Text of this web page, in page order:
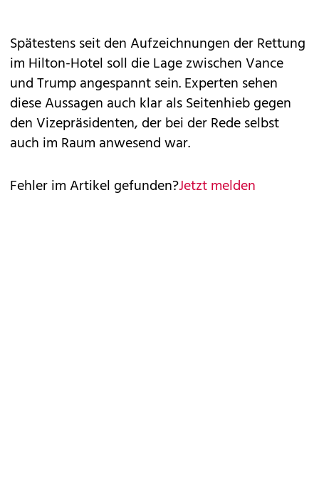
Spätestens seit den Aufzeichnungen der Rettung
im Hilton-Hotel soll die Lage zwischen Vance
und Trump angespannt sein. Experten sehen
diese Aussagen auch klar als Seitenhieb gegen
den Vizepräsidenten, der bei der Rede selbst
auch im Raum anwesend war.
Fehler im Artikel gefunden?Jetzt melden